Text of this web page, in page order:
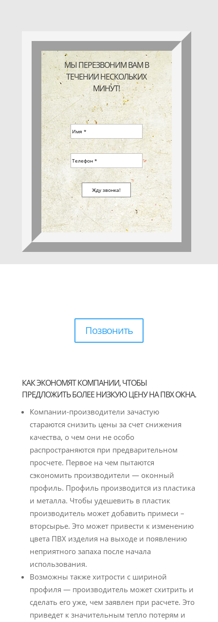
МЫ ПЕРЕЗВОНИМ ВАМ В
ТЕЧЕНИИ НЕСКОЛЬКИХ
МИНУТ!
Позвонить
КАК ЭКОНОМЯТ КОМПАНИИ, ЧТОБЫ
ПРЕДЛОЖИТЬ БОЛЕЕ НИЗКУЮ ЦЕНУ НА ПВХ ОКНА.
Компании-производители зачастую
стараются снизить цены за счет снижения
качества, о чем они не особо
распространяются при предварительном
просчете. Первое на чем пытаются
сэкономить производители — оконный
профиль. Профиль производится из пластика
и металла. Чтобы удешевить в пластик
производитель может добавить примеси –
вторсырье. Это может привести к изменению
цвета ПВХ изделия на выходе и появлению
неприятного запаха после начала
использования.
Возможны также хитрости с шириной
профиля — производитель может схитрить и
сделать его уже, чем заявлен при расчете. Это
приведет к значительным тепло потерям и